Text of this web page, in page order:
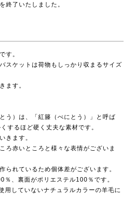
終了いたしました。
す。
スケットは荷物もしっかり収まるサイズ
ます。
う）は、「紅籐（べにとう）」と呼ば
するほど硬く丈夫な素材です。
きます。
ろ赤いところと様々な表情がございま
られているため個体差がございます。
％、裏面がポリエステル100％です。
用していないナチュラルカラーの羊毛に